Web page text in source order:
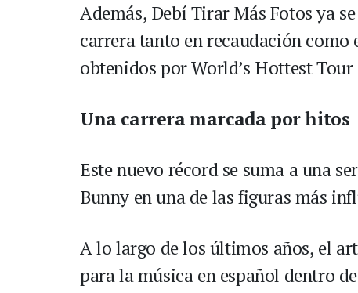
Además, Debí Tirar Más Fotos ya
carrera tanto en recaudación
obtenidos por World’s Hottest Tour
Una carrera marcada por hitos
Este nuevo récord se suma a una
Bunny en una de las figuras más
A lo largo de los últimos años, el
para la música en español dentro